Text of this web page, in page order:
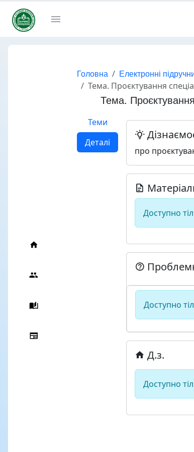
Головна Електронні
Тема. Проєктування
Тема.
Теми
Деталі
про
Доступно
Доступно
Д.з.
Доступно